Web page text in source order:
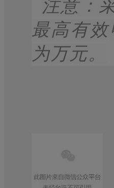
注意：
最高有
为万元。